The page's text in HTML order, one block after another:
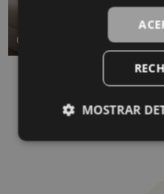
COJINES SALÓN
MOSTRAR